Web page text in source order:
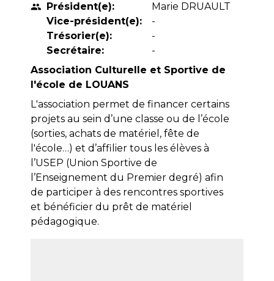
people Président(e):
Vice-président(e):
Trésorier(e):
Secrétaire:
Marie DRUAULT
-
-
-
Association Culturelle et Sportive de
l'école de LOUANS
L'association permet de financer certains
projets au sein d’une classe ou de l’école
(sorties, achats de matériel, fête de
l'école…) et d’affilier tous les élèves à
l’USEP (Union Sportive de
l’Enseignement du Premier degré) afin
de participer à des rencontres sportives
et bénéficier du prêt de matériel
pédagogique.